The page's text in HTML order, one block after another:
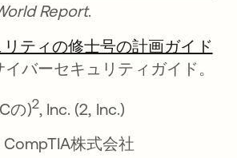
く
Report.
ティの修士号の計画ガイド
く
イバーセキュリティガイド。
で開く
の)2, Inc. (2, Inc.)
しいタブで開く
CompTIA株式会社